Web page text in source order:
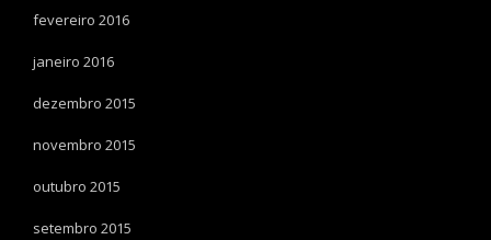
fevereiro 2016
janeiro 2016
dezembro 2015
novembro 2015
outubro 2015
setembro 2015